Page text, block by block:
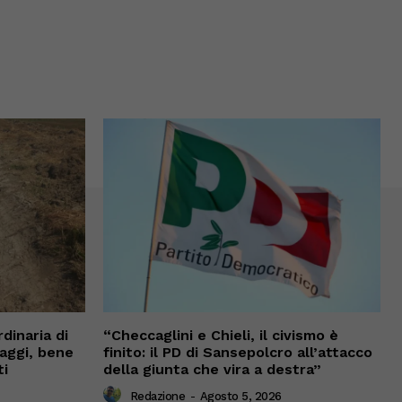
di
bene
“Checcaglini e Chieli, il civismo è
finito: il PD di Sansepolcro all’attacco
della giunta che vira a destra”
Redazione - Agosto 5, 2026